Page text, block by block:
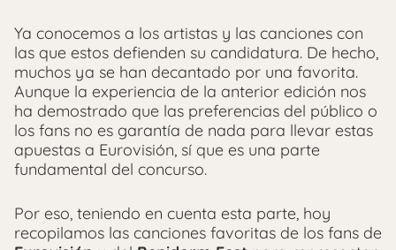
Ya conocemos a los artistas y las canciones con
las que estos defienden su candidatura. De hecho,
muchos ya se han decantado por una favorita.
Aunque la experiencia de la anterior edición nos
ha demostrado que las preferencias del público o
los fans no es garantía de nada para llevar estas
apuestas a Eurovisión, sí que es una parte
fundamental del concurso.
Por eso, teniendo en cuenta esta parte, hoy
recopilamos las canciones favoritas de los fans de